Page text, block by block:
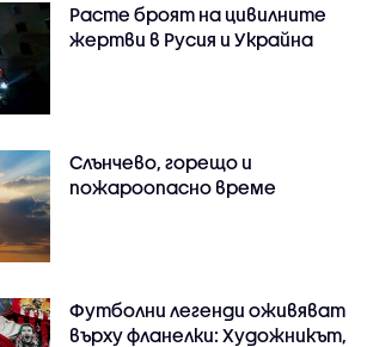
Расте броят на цивилните
жертви в Русия и Украйна
Слънчево, горещо и
пожароопасно време
Футболни легенди оживяват
върху фланелки: Художникът,